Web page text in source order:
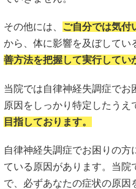
その他には、 ご自分では気付
から、体に影響を及ぼしてい
善方法を把握して実行してい
当院では自律神経失調症で
原因をしっかり特定したうえ
目指しております。
自律神経失調症でお困りの方
ている原因があります。当
で、必ずあなたの症状の原因